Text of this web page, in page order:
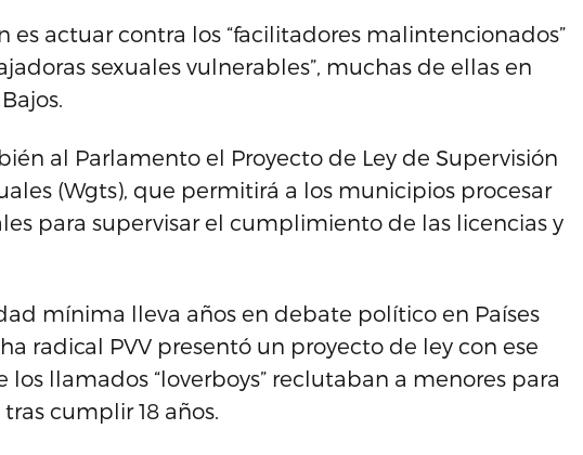
es actuar contra los “facilitadores malintencionados”
sexuales vulnerables”, muchas de ellas en
al Parlamento el Proyecto de Ley de Supervisión
(Wgts), que permitirá a los municipios procesar
para supervisar el cumplimiento de las licencias y
mínima lleva años en debate político en Países
radical PVV presentó un proyecto de ley con ese
llamados “loverboys” reclutaban a menores para
cumplir 18 años.